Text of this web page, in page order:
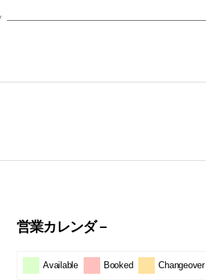
営業カレンダ－
Available Booked Changeover